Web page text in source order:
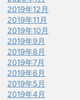
2019年12月
2019年11月
2019年10月
2019年9月
2019年8月
2019年7月
2019年6月
2019年5月
2019年4月